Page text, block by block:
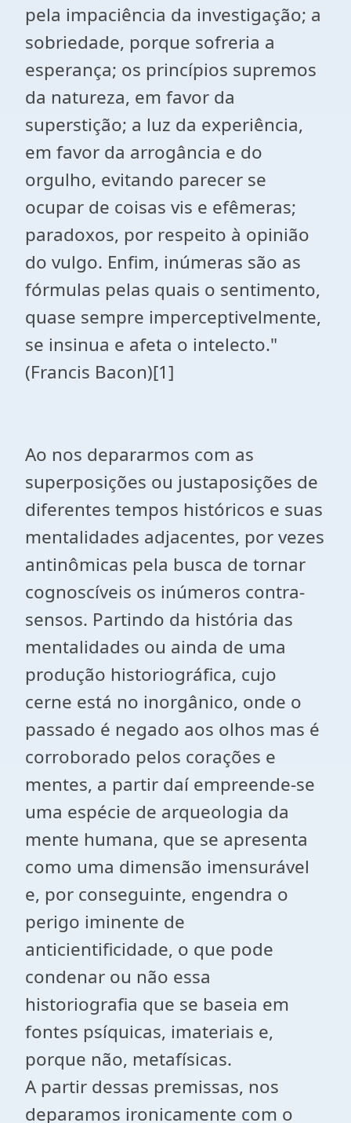
pela impaciência da investigação; a
sobriedade, porque sofreria a
esperança; os princípios supremos
da natureza, em favor da
superstição; a luz da experiência,
em favor da arrogância e do
orgulho, evitando parecer se
ocupar de coisas vis e efêmeras;
paradoxos, por respeito à opinião
do vulgo. Enfim, inúmeras são as
fórmulas pelas quais o sentimento,
quase sempre imperceptivelmente,
se insinua e afeta o intelecto."
(Francis Bacon)[1]
Ao nos depararmos com as
superposições ou justaposições de
diferentes tempos históricos e suas
mentalidades adjacentes, por vezes
antinômicas pela busca de tornar
cognoscíveis os inúmeros contra-
sensos. Partindo da história das
mentalidades ou ainda de uma
produção historiográfica, cujo
cerne está no inorgânico, onde o
passado é negado aos olhos mas é
corroborado pelos corações e
mentes, a partir daí empreende-se
uma espécie de arqueologia da
mente humana, que se apresenta
como uma dimensão imensurável
e, por conseguinte, engendra o
perigo iminente de
anticientificidade, o que pode
condenar ou não essa
historiografia que se baseia em
fontes psíquicas, imateriais e,
porque não, metafísicas.
A partir dessas premissas, nos
deparamos ironicamente com o